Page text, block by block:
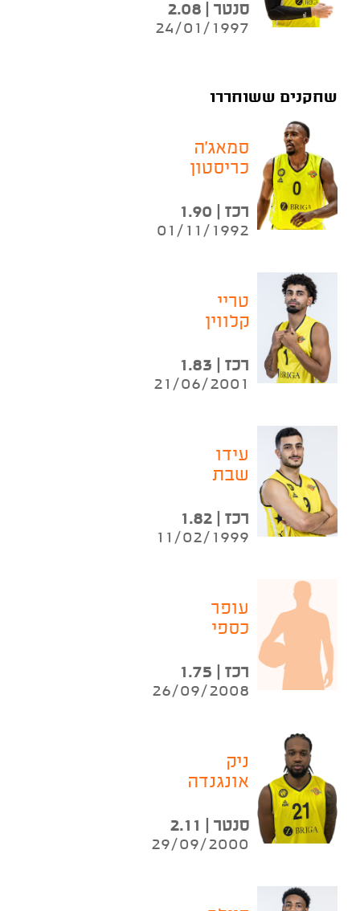
סנטר | 2.08
24/01/1997
שחקנים ששוחררו
סמאג'ה
כריסטון
רכז | 1.90
01/11/1992
טריי
קלווין
רכז | 1.83
21/06/2001
עידו
שבת
רכז | 1.82
11/02/1999
עופר
כספי
רכז | 1.75
26/09/2008
ניק
אונגנדה
סנטר | 2.11
29/09/2000